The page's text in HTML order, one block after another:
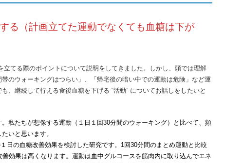
る（計画立てた運動でなくても血糖は下が
てる際のポイントについて説明をしてきました。しかし、頭では理解
のウォーキングはつらい」、「帰宅後の暗い中での運動は危険」など運
、継続して行える食後血糖を下げる “活動” についてお話しをしたいと
。私たちが想像する運動（１日１回30分間のウォーキング）と比べて、頻
いと思います。
日の血糖改善効果を検討した研究です。1回30分間のまとめ運動と比較
効果は高くなります。運動は血中グルコースを筋肉内に取り込んでエネ